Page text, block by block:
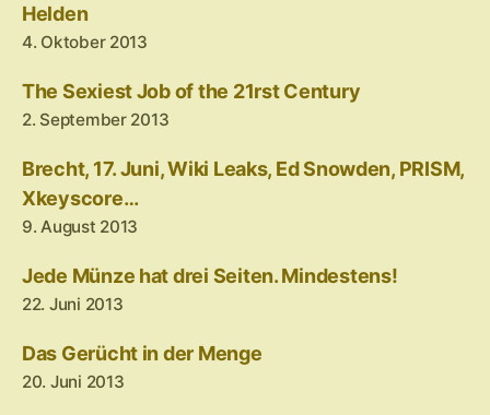
Helden
4. Oktober 2013
The Sexiest Job of the 21rst Century
2. September 2013
Brecht, 17. Juni, Wiki Leaks, Ed Snowden, PRISM,
Xkeyscore…
9. August 2013
Jede Münze hat drei Seiten. Mindestens!
22. Juni 2013
Das Gerücht in der Menge
20. Juni 2013